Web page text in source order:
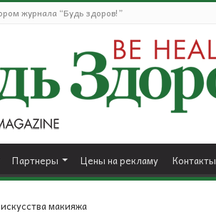
журнала “Будь здоров!”
Партнеры Цены на рекламу Контакты
макияжа